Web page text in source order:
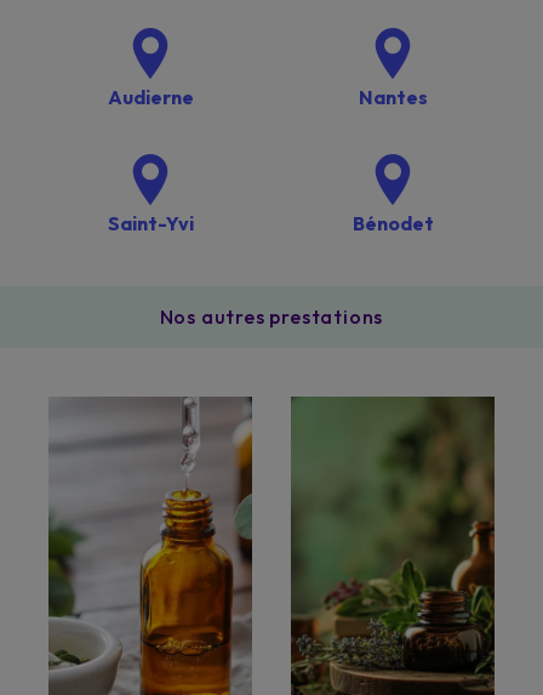
Audierne Nantes
Saint-Yvi Bénodet
Nos autres prestations